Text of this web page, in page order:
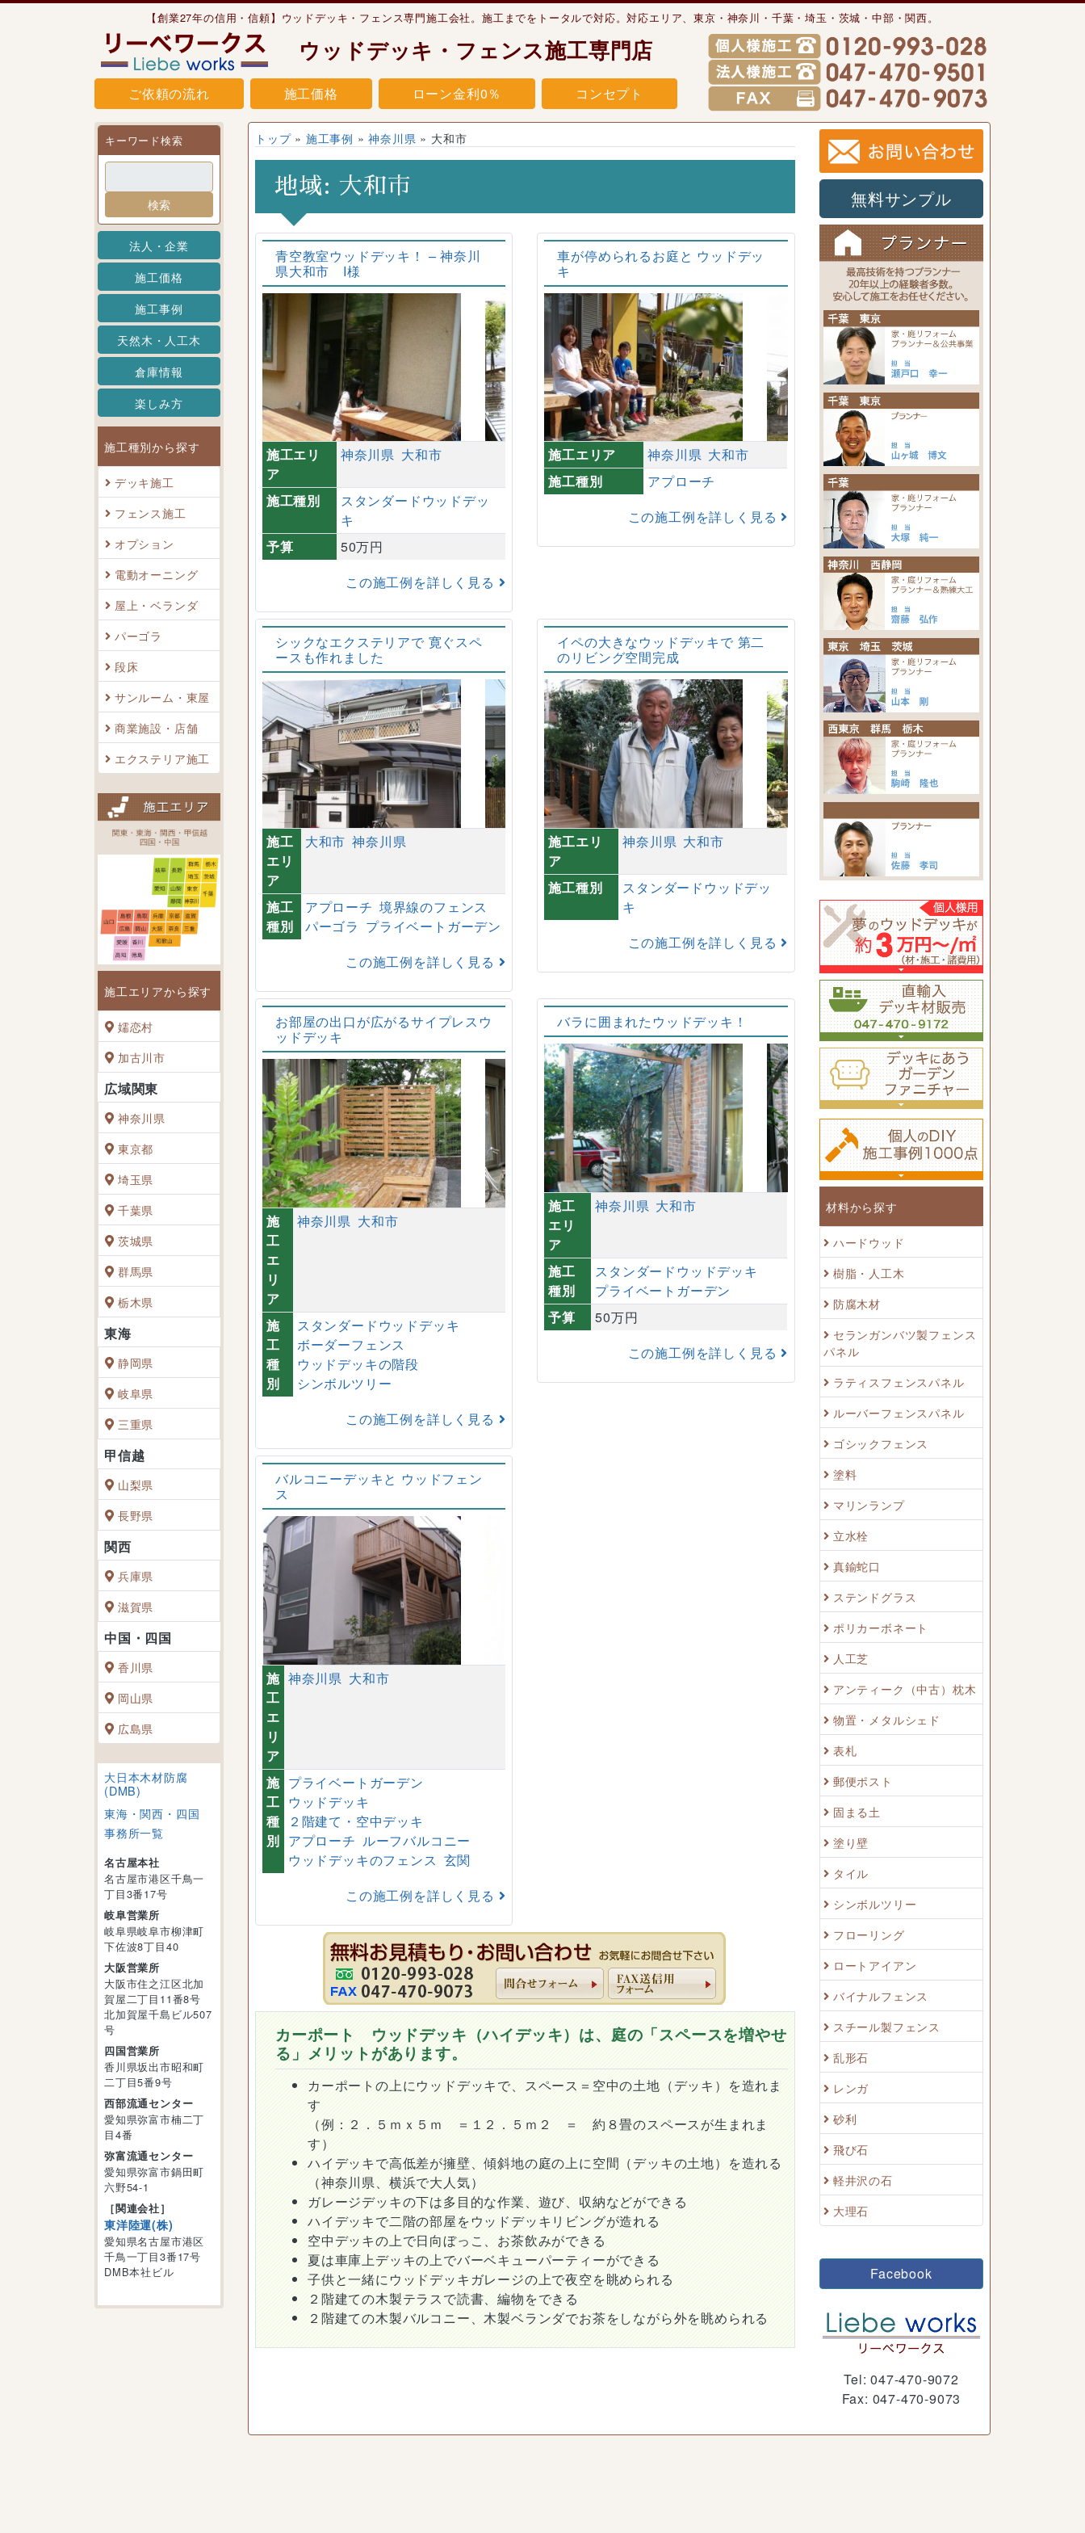
【創業27年の信用・信頼】ウッドデッキ・フェンス専門施工会社。施工までをトータルで対応。対応エリア、東京・神奈川・千葉・埼玉・茨城・中部・関西。
ウッドデッキ・フェンス施工専門店
ご依頼の流れ 施工価格 ローン金利0％ コンセプト
キーワード検索
検索
法人・企業
施工価格
施工事例
天然木・人工木
倉庫情報
楽しみ方
施工種別から探す
デッキ施工
フェンス施工
オプション
電動オーニング
屋上・ベランダ
パーゴラ
段床
サンルーム・東屋
商業施設・店舗
エクステリア施工
施工エリアから探す
嬬恋村
加古川市
神奈川県
東京都
埼玉県
千葉県
茨城県
群馬県
栃木県
静岡県
岐阜県
三重県
山梨県
長野県
兵庫県
滋賀県
香川県
岡山県
広島県
大日本木材防腐
(DMB)
東海・関西・四国
事務所一覧
名古屋本社
名古屋市港区千鳥一
丁目3番17号
岐阜営業所
岐阜県岐阜市柳津町
下佐波8丁目40
大阪営業所
大阪市住之江区北加
賀屋二丁目11番8号
北加賀屋千島ビル507
号
四国営業所
香川県坂出市昭和町
二丁目5番9号
西部流通センター
愛知県弥富市楠二丁
目4番
弥富流通センター
愛知県弥富市鍋田町
六野54-1
［関連会社］
東洋陸運(株)
愛知県名古屋市港区
千鳥一丁目3番17号
DMB本社ビル
トップ» 施工事例 »神奈川県 » 大和市
地域:大和市
青空教室ウッドデッキ！ – 神奈川
県大和市 I様
施工エリ
ア
神奈川県 大和市
施工種別
スタンダードウッドデッ
キ
予算
50万円
この施工例を詳しく見る
車が停められるお庭と ウッドデッ
キ
施工エリア 神奈川県 大和市
施工種別
アプローチ
この施工例を詳しく見る
シックなエクステリアで 寛ぐスペ
ースも作れました
施工
エリ
ア
大和市 神奈川県
施工
種別
アプローチ 境界線のフェンス
パーゴラ プライベートガーデン
この施工例を詳しく見る
イペの大きなウッドデッキで 第二
のリビング空間完成
施工エリ
ア
神奈川県 大和市
施工種別
スタンダードウッドデッ
キ
この施工例を詳しく見る
お部屋の出口が広がるサイプレスウ
ッドデッキ
施
工
エ
リ
ア
神奈川県 大和市
施
工
種
別
スタンダードウッドデッキ
ボーダーフェンス
ウッドデッキの階段
シンボルツリー
この施工例を詳しく見る
バラに囲まれたウッドデッキ！
施工
エリ
ア
神奈川県 大和市
施工
種別
スタンダードウッドデッキ
プライベートガーデン
予算
50万円
この施工例を詳しく見る
バルコニーデッキと ウッドフェン
ス
施
工
エ
リ
ア
神奈川県 大和市
施
工
種
別
プライベートガーデン
ウッドデッキ
２階建て・空中デッキ
アプローチ ルーフバルコニー
ウッドデッキのフェンス 玄関
この施工例を詳しく見る
カーポート ウッドデッキ（ハイデッキ）は、庭の「スペースを増やせ
る」メリットがあります。
カーポートの上にウッドデッキで、スペース＝空中の土地（デッキ）を造れま
す
（例：２．５ｍｘ５ｍ ＝１２．５ｍ２ ＝ 約８畳のスペースが生まれま
す）
ハイデッキで高低差が擁壁、傾斜地の庭の上に空間（デッキの土地）を造れる
（神奈川県、横浜で大人気）
ガレージデッキの下は多目的な作業、遊び、収納などができる
ハイデッキで二階の部屋をウッドデッキリビングが造れる
空中デッキの上で日向ぼっこ、お茶飲みができる
夏は車庫上デッキの上でバーベキューパーティーができる
子供と一緒にウッドデッキガレージの上で夜空を眺められる
２階建ての木製テラスで読書、編物をできる
２階建ての木製バルコニー、木製ベランダでお茶をしながら外を眺められる
無料サンプル
材料から探す
ハードウッド
樹脂・人工木
防腐木材
セランガンバツ製フェンス
パネル
ラティスフェンスパネル
ルーバーフェンスパネル
ゴシックフェンス
塗料
マリンランプ
立水栓
真鍮蛇口
ステンドグラス
ポリカーボネート
人工芝
アンティーク（中古）枕木
物置・メタルシェド
表札
郵便ポスト
固まる土
塗り壁
タイル
シンボルツリー
フローリング
ロートアイアン
バイナルフェンス
スチール製フェンス
乱形石
レンガ
砂利
飛び石
軽井沢の石
大理石
Facebook
Tel: 047-470-9072
Fax: 047-470-9073